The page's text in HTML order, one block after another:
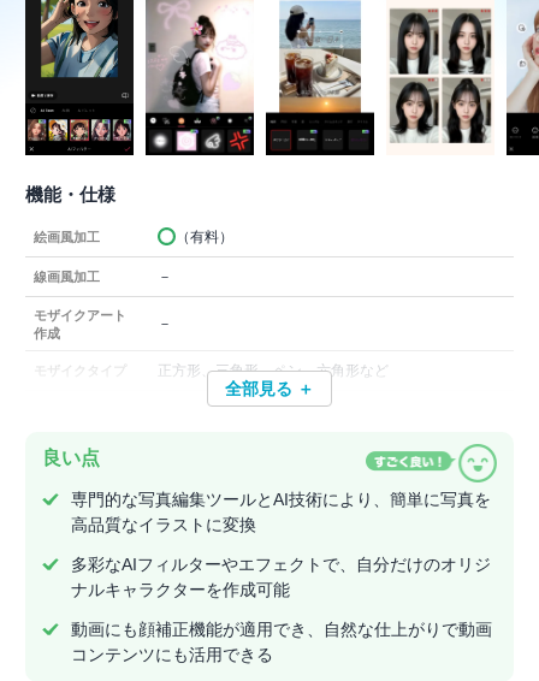
機能・仕様
絵画風加工 （有料）
線画風加工 －
モザイクアート
作成
－
モザイクタイプ 正方形、三角形、ペン、六角形など
全部見る ＋
良い点
専門的な写真編集ツールとAI技術により、簡単に写真を
高品質なイラストに変換
多彩なAIフィルターやエフェクトで、自分だけのオリジ
ナルキャラクターを作成可能
動画にも顔補正機能が適用でき、自然な仕上がりで動画
コンテンツにも活用できる